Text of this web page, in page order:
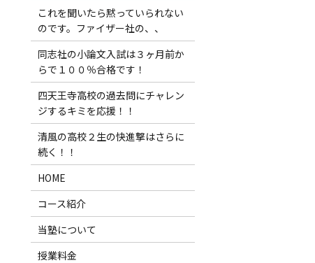
これを聞いたら黙っていられない
のです。ファイザー社の、、
同志社の小論文入試は３ヶ月前か
らで１００％合格です！
四天王寺高校の過去問にチャレン
ジするキミを応援！！
清風の高校２生の快進撃はさらに
続く！！
HOME
コース紹介
当塾について
授業料金